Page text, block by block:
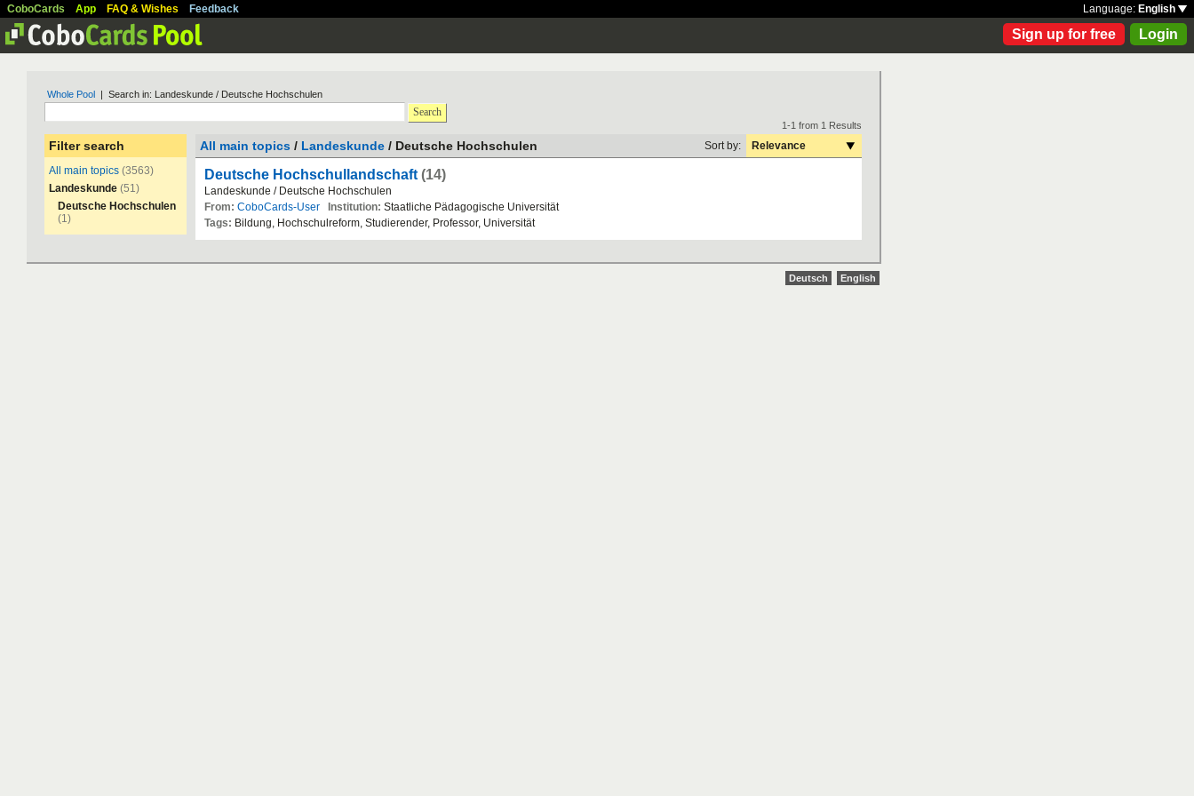
CoboCards App FAQ & Wishes Feedback Language: English
Sign up for free Login
Whole Pool | Search in: Landeskunde / Deutsche Hochschulen
Search
Filter search
All main topics (3563)
Landeskunde (51)
Deutsche Hochschulen
(1)
1-1 from 1 Results
All main topics / Landeskunde / Deutsche Hochschulen Sort by: Relevance
Deutsche Hochschullandschaft (14)
Landeskunde / Deutsche Hochschulen
From: CoboCards-User Institution: Staatliche Pädagogische Universität
Tags: Bildung, Hochschulreform, Studierender, Professor, Universität
Deutsch English